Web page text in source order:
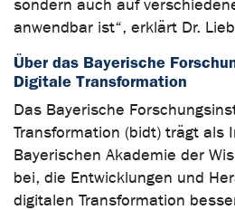
sondern auch auf
anwendbar ist“, erklärt Dr.
Über das Bayerische
Digitale Transformation
Das Bayerische
Transformation (bidt) trägt als
Bayerischen Akademie der
bei, die Entwicklungen und
digitalen Transformation